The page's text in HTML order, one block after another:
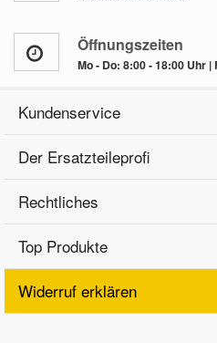
Öffnungszeiten
Mo - Do: 8:00 - 18:00 Uhr
Kundenservice
Der Ersatzteileprofi
Rechtliches
Top Produkte
Widerruf erklären